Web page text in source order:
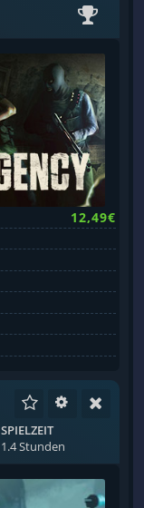
12,49€
SPIELZEIT
1.4 Stunden